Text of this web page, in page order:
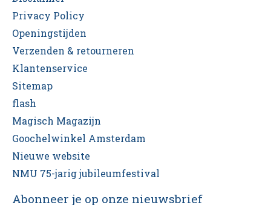
Privacy Policy
Openingstijden
Verzenden & retourneren
Klantenservice
Sitemap
flash
Magisch Magazijn
Goochelwinkel Amsterdam
Nieuwe website
NMU 75-jarig jubileumfestival
Abonneer je op onze nieuwsbrief